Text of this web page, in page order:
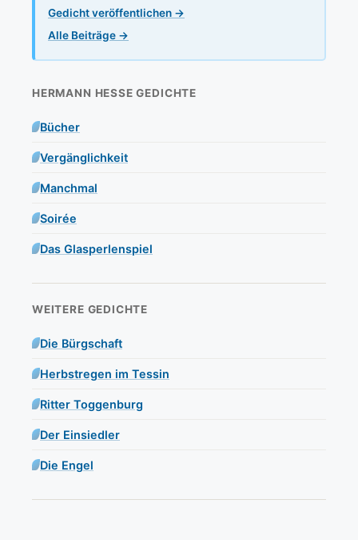
Gedicht veröffentlichen →
Alle Beiträge →
HERMANN HESSE GEDICHTE
Bücher
Vergänglichkeit
Manchmal
Soirée
Das Glasperlenspiel
WEITERE GEDICHTE
Die Bürgschaft
Herbstregen im Tessin
Ritter Toggenburg
Der Einsiedler
Die Engel